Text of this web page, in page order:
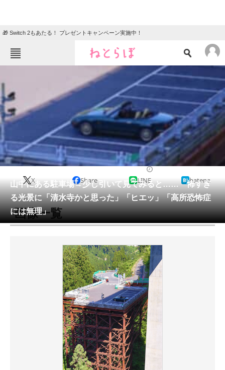
🎁 Switch 2もあたる！ プレゼントキャンペーン実施中！
ニュース
エンタメ クイズ
グルメ 地域
住まい 教育・育児
動物 リサーチ
会員記事
メディア
注目記事を集めた総合ページ
ITの今と未来を見通す
スマホと通信の最新トレンド
進化するPCとデバイスの未来
好きが集まる 比べて選べる
ビジネスと働き方のヒント
AI活用のいまが分かる
山中にある駐車場→少し引いて見てみると…… 怖すぎ
る光景に「清水寺かと思った」「ヒエッ」「高所恐怖症
には無理」
X Share LINE hatena
画像一覧